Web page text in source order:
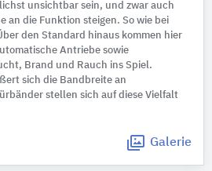
unsichtbar sein, und zwar auch
an die Funktion steigen. So wie bei
den Standard hinaus kommen hier
Antriebe sowie
Brand und Rauch ins Spiel.
sich die Bandbreite an
stellen sich auf diese Vielfalt
Galerie